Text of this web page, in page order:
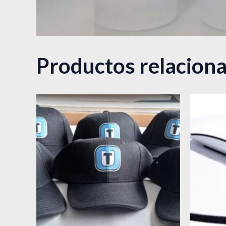
Productos